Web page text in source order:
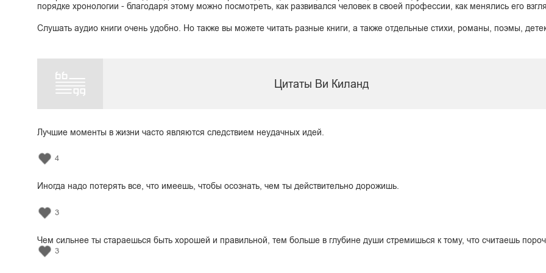
порядке хронологии - благодаря этому можно посмотреть, как развивался человек в своей профессии, как менялись его
Слушать аудио книги очень удобно. Но также вы можете читать разные книги, а также отдельные стихи, романы, поэмы,
Цитаты Ви Киланд
Лучшие моменты в жизни часто являются следствием неудачных идей.
4
Иногда надо потерять все, что имеешь, чтобы осознать, чем ты действительно дорожишь.
3
Чем сильнее ты стараешься быть хорошей и правильной, тем больше в глубине души стремишься к тому, что считаешь
3